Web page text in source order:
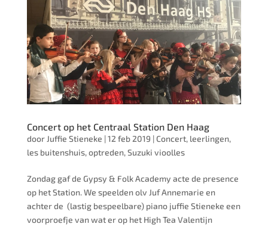
Concert op het Centraal Station Den Haag
door Juffie Stieneke |12 feb 2019 |Concert, leerlingen,
les buitenshuis,optreden,Suzuki vioolles
Zondag gaf de Gypsy & Folk Academy acte de presence
op het Station. We speelden olv Juf Annemarie en
achter de (lastig bespeelbare) piano juffie Stieneke een
voorproefje van wat er op het High Tea Valentijn